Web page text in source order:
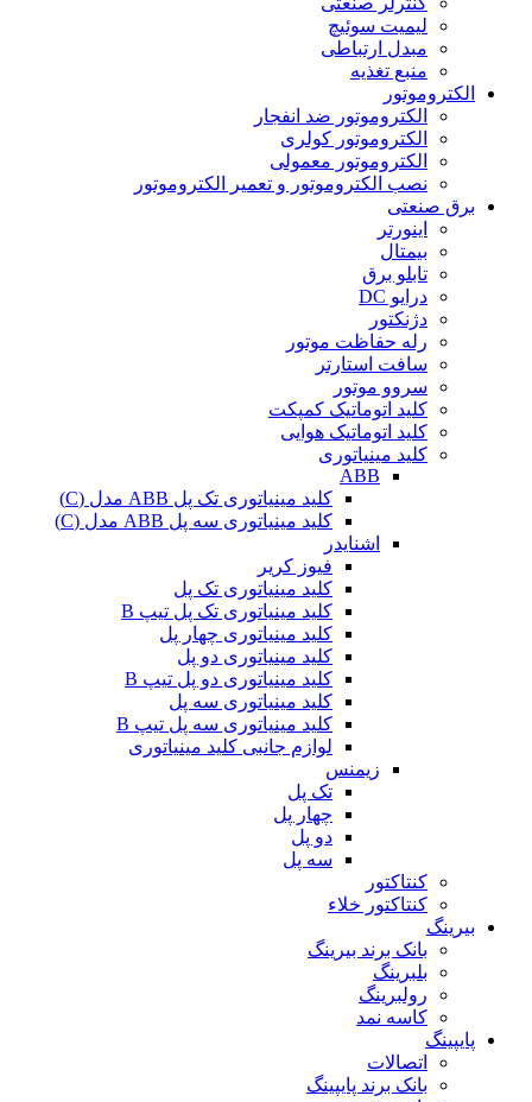
لیمیت سوئیچ
مبدل ارتباطی
منبع تغذیه
الکتروموتور
الکتروموتور ضد انفجار
الکتروموتور کولری
الکتروموتور معمولی
نصب الکتروموتور و تعمیر الکتروموتور
برق صنعتی
اینورتر
بیمتال
تابلو برق
درایو DC
دژنکتور
رله حفاظت موتور
سافت استارتر
سروو موتور
کلید اتوماتیک کمپکت
کلید اتوماتیک هوایی
کلید مینیاتوری
ABB
کلید مینیاتوری تک پل ABB مدل (C)
کلید مینیاتوری سه پل ABB مدل (C)
اشنایدر
فیوز کریر
کلید مینیاتوری تک پل
کلید مینیاتوری تک پل تیپ B
کلید مینیاتوری چهار پل
کلید مینیاتوری دو پل
کلید مینیاتوری دو پل تیپ B
کلید مینیاتوری سه پل
کلید مینیاتوری سه پل تیپ B
لوازم جانبی کلید مینیاتوری
زیمنس
تک پل
چهار پل
دو پل
سه پل
کنتاکتور
کنتاکتور خلاء
بیرینگ
بانک برند بیرینگ
بلبرینگ
رولبرینگ
کاسه نمد
پایپینگ
اتصالات
بانک برند پایپینگ